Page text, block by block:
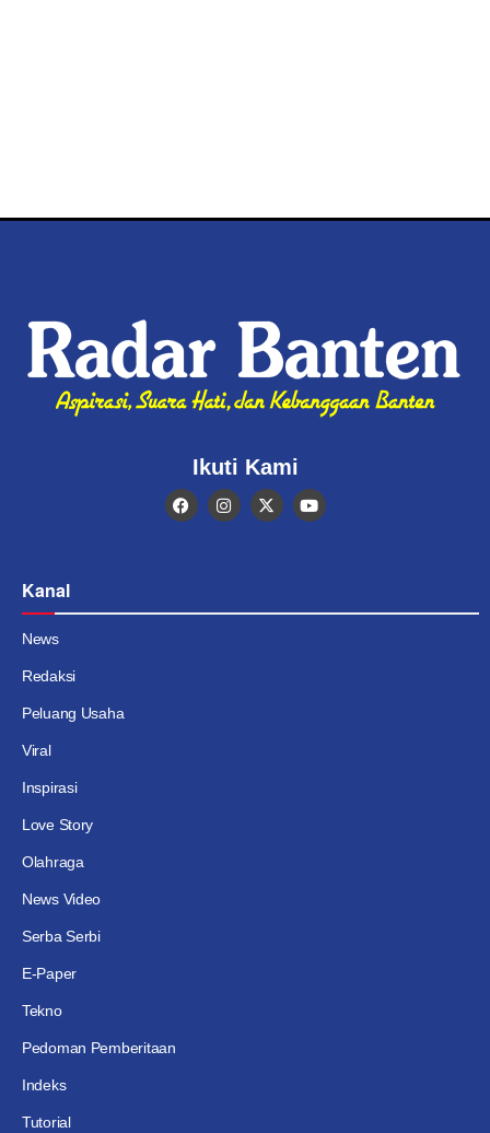
Ikuti Kami
Kanal
News
Redaksi
Peluang Usaha
Viral
Inspirasi
Love Story
Olahraga
News Video
Serba Serbi
E-Paper
Tekno
Pedoman Pemberitaan
Indeks
Tutorial